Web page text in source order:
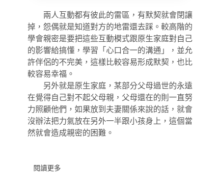
道
03：
辨
認
互
動
模
與
學
習
溝
通
兩人互動都有彼此的雷區，有默契就會閉讓
掉，怨偶就是知道對方的地雷還去踩。較高階的
學會親密是要把這些互動模式跟原生家庭對自己
的影響給搞懂，學習「心口合一的溝通」，並允
許伴侶的不完美，這樣比較容易形成默契，也比
較容易幸福。
另外就是原生家庭，某部分父母過世的永遠
在覺得自己對不起父母親，父母還在的則一直努
力照顧他們，如果放到夫妻關係來說的話，就會
沒辦法把力氣放在另外一半跟小孩身上，這個當
然就會造成親密的困難。
閱讀更多